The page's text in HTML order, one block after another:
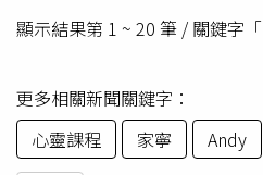
顯示結果第 1 ~ 20 筆 / 關鍵字「
更多相關新聞關鍵字：
心靈課程
家寧 Andy